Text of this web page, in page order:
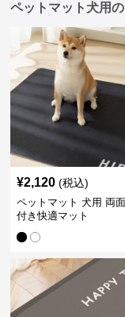
ペットマット犬用
¥2,120 (税込)
ペットマット 犬用 両
付き快適マット